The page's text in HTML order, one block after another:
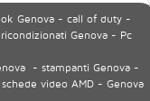
Genova - call of duty -
Genova - Pc
- stampanti Genova -
video AMD - Genova